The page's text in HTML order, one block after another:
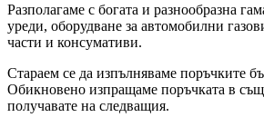
Разполагаме с богата и разнообразна
уреди, оборудване за автомобилни
части и консумативи.
Стараем се да изпълняваме поръчките
Обикновено изпращаме поръчката в
получавате на следващия.